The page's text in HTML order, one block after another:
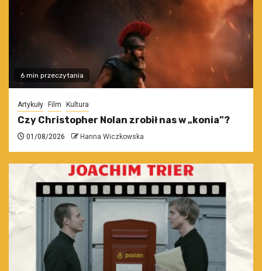
6 min przeczytania
Artykuły Film Kultura
Czy Christopher Nolan zrobił nas w „konia”?
01/08/2026 Hanna Wiczkowska